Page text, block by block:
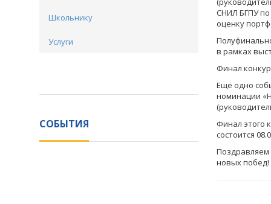
Школьнику
Услуги
СОБЫТИЯ
СНИЛ БГПУ по
оценку
в рамках
Финал
Ещё одно
номинации
Финал этого
состоится
Поздравляем
новых побед!